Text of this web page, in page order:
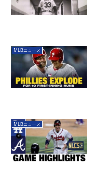
MLBニュース
MLBニュース